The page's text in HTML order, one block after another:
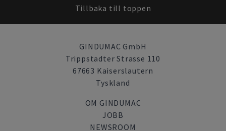
Tillbaka till toppen
GINDUMAC GmbH
Trippstadter Strasse 110
67663 Kaiserslautern
Tyskland
OM GINDUMAC
JOBB
NEWSROOM